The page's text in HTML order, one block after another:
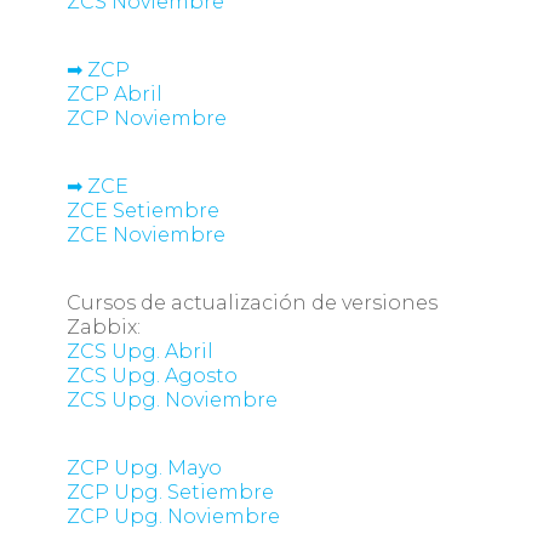
➡ ZCP
ZCP Abril
ZCP Noviembre
➡ ZCE
‍ZCE Setiembre
ZCE Noviembre
Cursos de actualización de versiones
Zabbix:
ZCS Upg. Abril
ZCS Upg. Agosto
ZCS Upg. Noviembre
ZCP Upg. Mayo
ZCP Upg. Setiembre
ZCP Upg. Noviembre